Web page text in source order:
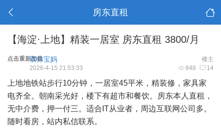
房东直租
【海淀·上地】精装一居室 房东直租 3800/月
点击重新加载 楼主
双井宝妈
848 14
2026-4-15 21:53:33
上地地铁站步行10分钟，一居室45平米，精装修，家具家
电齐全。朝南采光好，楼下有超市和餐饮。房东本人直租，
无中介费，押一付三。适合IT从业者，周边互联网公司多。
随时看房，站内私信联系。